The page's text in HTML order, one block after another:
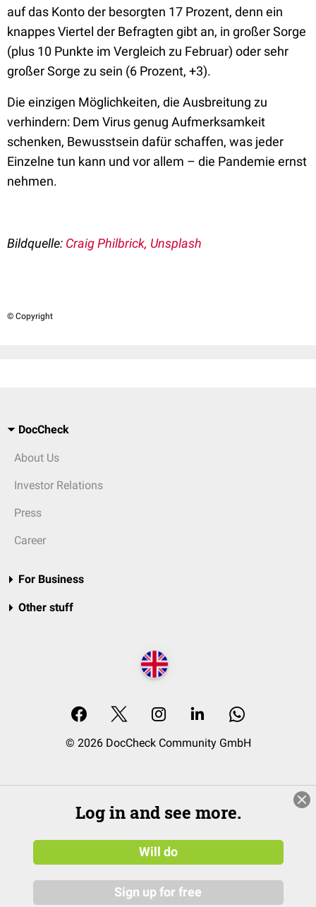
auf das Konto der besorgten 17 Prozent, denn ein
knappes Viertel der Befragten gibt an, in großer Sorge
(plus 10 Punkte im Vergleich zu Februar) oder sehr
großer Sorge zu sein (6 Prozent, +3).
Die einzigen Möglichkeiten, die Ausbreitung zu
verhindern: Dem Virus genug Aufmerksamkeit
schenken, Bewusstsein dafür schaffen, was jeder
Einzelne tun kann und vor allem – die Pandemie ernst
nehmen.
Bildquelle: Craig Philbrick, Unsplash
© Copyright
DocCheck
About Us
Investor Relations
Press
Career
For Business
Other stuff
© 2026 DocCheck Community GmbH
Log in and see more.
Will do
Sign up for free